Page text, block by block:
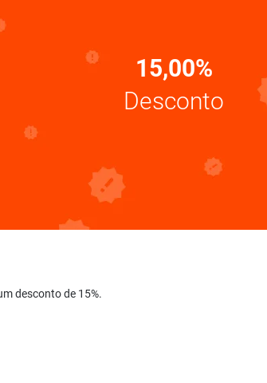
15,00%
Desconto
desconto de 15%.